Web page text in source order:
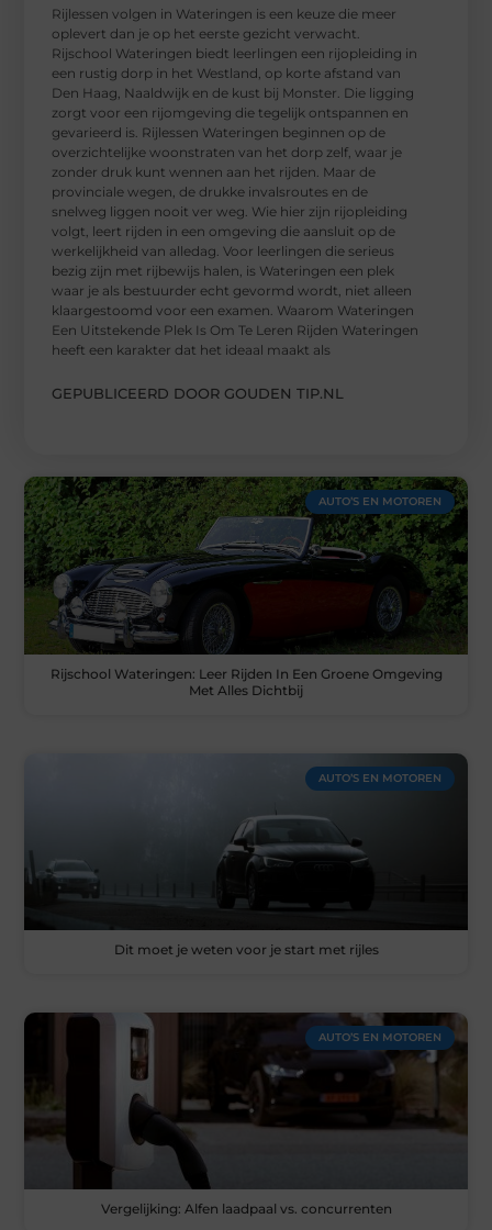
Rijlessen volgen in Wateringen is een keuze die meer
oplevert dan je op het eerste gezicht verwacht.
Rijschool Wateringen biedt leerlingen een rijopleiding in
een rustig dorp in het Westland, op korte afstand van
Den Haag, Naaldwijk en de kust bij Monster. Die ligging
zorgt voor een rijomgeving die tegelijk ontspannen en
gevarieerd is. Rijlessen Wateringen beginnen op de
overzichtelijke woonstraten van het dorp zelf, waar je
zonder druk kunt wennen aan het rijden. Maar de
provinciale wegen, de drukke invalsroutes en de
snelweg liggen nooit ver weg. Wie hier zijn rijopleiding
volgt, leert rijden in een omgeving die aansluit op de
werkelijkheid van alledag. Voor leerlingen die serieus
bezig zijn met rijbewijs halen, is Wateringen een plek
waar je als bestuurder echt gevormd wordt, niet alleen
klaargestoomd voor een examen. Waarom Wateringen
Een Uitstekende Plek Is Om Te Leren Rijden Wateringen
heeft een karakter dat het ideaal maakt als
GEPUBLICEERD DOOR GOUDEN TIP.NL
AUTO’S EN MOTOREN
Rijschool Wateringen: Leer Rijden In Een Groene Omgeving
Met Alles Dichtbij
AUTO’S EN MOTOREN
Dit moet je weten voor je start met rijles
AUTO’S EN MOTOREN
Vergelijking: Alfen laadpaal vs. concurrenten